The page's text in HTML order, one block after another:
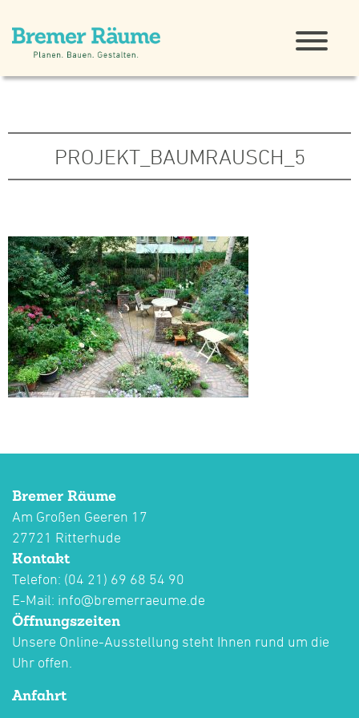
PROJEKT_BAUMRAUSCH_5
Bremer Räume
Am Großen Geeren 17
27721 Ritterhude
Kontakt
Telefon: (04 21) 69 68 54 90
E-Mail: info@bremerraeume.de
Öffnungszeiten
Unsere Online-Ausstellung steht Ihnen rund um die
Uhr offen.
Anfahrt